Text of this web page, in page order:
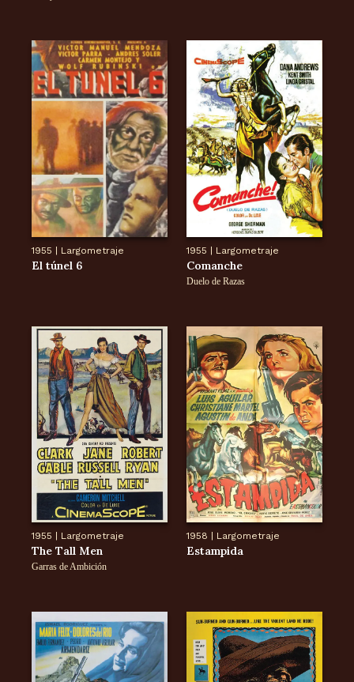
1955 | Largometraje
El túnel 6
1955 | Largometraje
Comanche
Duelo de Razas
1955 Largometraje
The Tall Men
Garras de Ambición
1958 Largometraje
Estampida